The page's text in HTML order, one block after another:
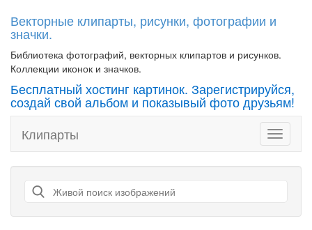
Векторные клипарты, рисунки, фотографии и
значки.
Библиотека фотографий, векторных клипартов и рисунков.
Коллекции иконок и значков.
Бесплатный хостинг картинок. Зарегистрируйся,
создай свой альбом и показывый фото друзьям!
Toggle
Клипарты